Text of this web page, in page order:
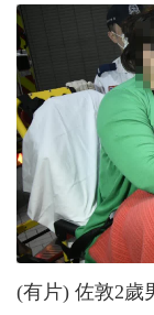
(有片) 佐敦2歲